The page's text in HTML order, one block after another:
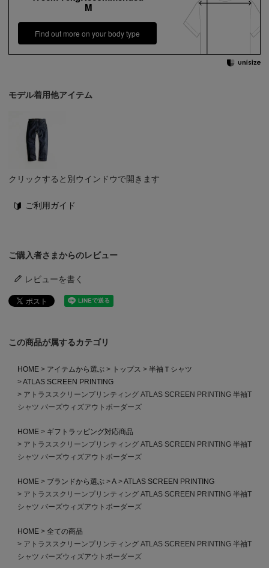
M
Find out more on your body type
モデル着用他アイテム
クリックすると別ウインドウで開きます
ご利用ガイド
ご購入者さまからのレビュー
レビューを書く
この商品が属するカテゴリ
HOME アイテムから選ぶ トップス
半袖Ｔシャツ
ATLAS SCREEN PRINTING
アトラススクリーンプリンティング ATLAS SCREEN PRINTING 半袖T
シャツ バーズウィズアウトボーダーズ
HOME
ギフトラッピング対応商品
アトラススクリーンプリンティング ATLAS SCREEN PRINTING 半袖T
シャツ バーズウィズアウトボーダーズ
HOME ブランドから選ぶ A
ATLAS SCREEN PRINTING
アトラススクリーンプリンティング ATLAS SCREEN PRINTING 半袖T
シャツ バーズウィズアウトボーダーズ
HOME
全ての商品
アトラススクリーンプリンティング ATLAS SCREEN PRINTING 半袖T
シャツ バーズウィズアウトボーダーズ